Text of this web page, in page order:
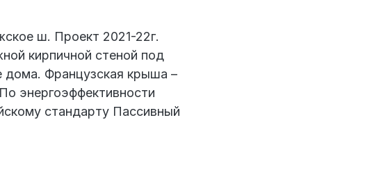
ш. Проект 2021-22г.
кирпичной стеной под
дома. Французская крыша –
энергоэффективности
стандарту Пассивный